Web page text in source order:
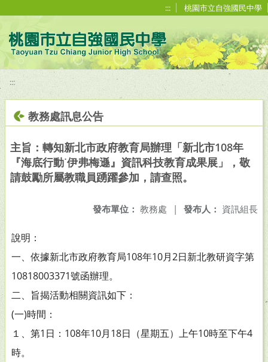
::: 桃園市立自強國民中學
:::
教務處訊息公告
主旨：轉知新北市政府教育局辦理「新北市108年
『海底行動˙伊弗梅遜』資訊科技教育成果展」，敬
請鼓勵所屬教職員踴躍參加，請查照。
發布人： 資訊組長
發布單位： 教務處 |
說明：
一、依據新北市政府教育局108年10月2日新北教研資字第
10818003371號函辦理。
二、旨揭活動相關資訊如下：
(一)時間：
１、第1日：108年10月18日（星期五）上午10時至下午4
時。